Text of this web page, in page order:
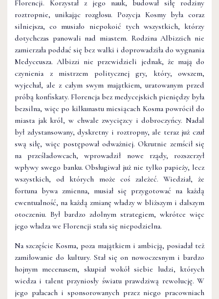
Florencji. Korzystał z jego nauk, budował siłę rodziny
roztropnie, unikając rozgłosu. Pozycja Kosmy była coraz
silniejsza, co musiało niepokoić tych wszystkich, którzy
dotychczas panowali nad miastem. Rodzina Albizzich nie
zamierzała poddać się bez walki i doprowadziła do wygnania
Medyceusza. Albizzi nie przewidzieli jednak, że mają do
czynienia z mistrzem politycznej gry, który, owszem,
wyjechał, ale z całym swym majątkiem, uratowanym przed
próbą konfiskaty. Florencja bez medycejskich pieniędzy była
bezsilna, więc po kilkunastu miesiącach Kosma powrócił do
miasta jak król, w chwale zwycięzcy i dobroczyńcy. Nadal
był zdystansowany, dyskretny i roztropny, ale teraz już czuł
swą siłę, więc postępował odważniej. Okrutnie zemścił się
na prześladowcach, wprowadził nowe rządy, rozszerzył
wpływy swego banku. Obsługiwał już nie tylko papieży, lecz
wszystkich, od których może coś zależeć. Wiedział, że
fortuna bywa zmienna, musiał się przygotować na każdą
ewentualność, na każdą zmianę władzy w bliższym i dalszym
otoczeniu. Był bardzo zdolnym strategiem, wkrótce więc
jego władza we Florencji stała się niepodzielna.
Na szczęście Kosma, poza majątkiem i ambicją, posiadał też
zamiłowanie do kultury. Stał się on nowoczesnym i bardzo
hojnym mecenasem, skupiał wokół siebie ludzi, których
wiedza i talent przyniosły światu prawdziwą rewolucję. W
jego pałacach i sponsorowanych przez niego pracowniach